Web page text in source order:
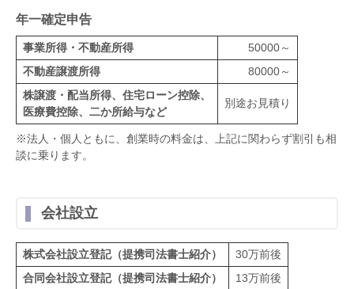
年一確定申告
事業所得・不動産所得
50000～
不動産譲渡所得
80000～
株譲渡・配当所得、住宅ローン控除、
医療費控除、二か所給与など
別途お見積り
※法人・個人ともに、創業時の料金は、上記に関わらず割引も相
談に乗ります。
会社設立
株式会社設立登記（提携司法書士紹介）
30万前後
合同会社設立登記（提携司法書士紹介）
13万前後